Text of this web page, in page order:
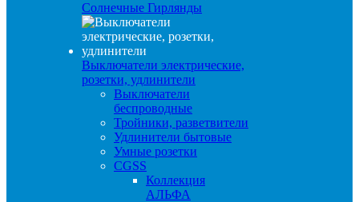
Солнечные Гирлянды
Выключатели электрические,
розетки, удлинители
Выключатели
беспроводные
Тройники, разветвители
Удлинители бытовые
Умные розетки
CGSS
Коллекция
АЛЬФА